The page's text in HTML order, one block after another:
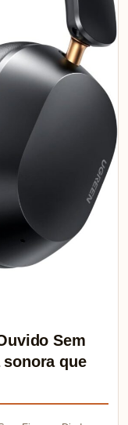
Sem
que